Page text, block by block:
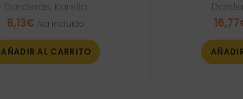
Darderas, Karella
8,13€ Iva incluido
AÑADIR AL CARRITO
16,77